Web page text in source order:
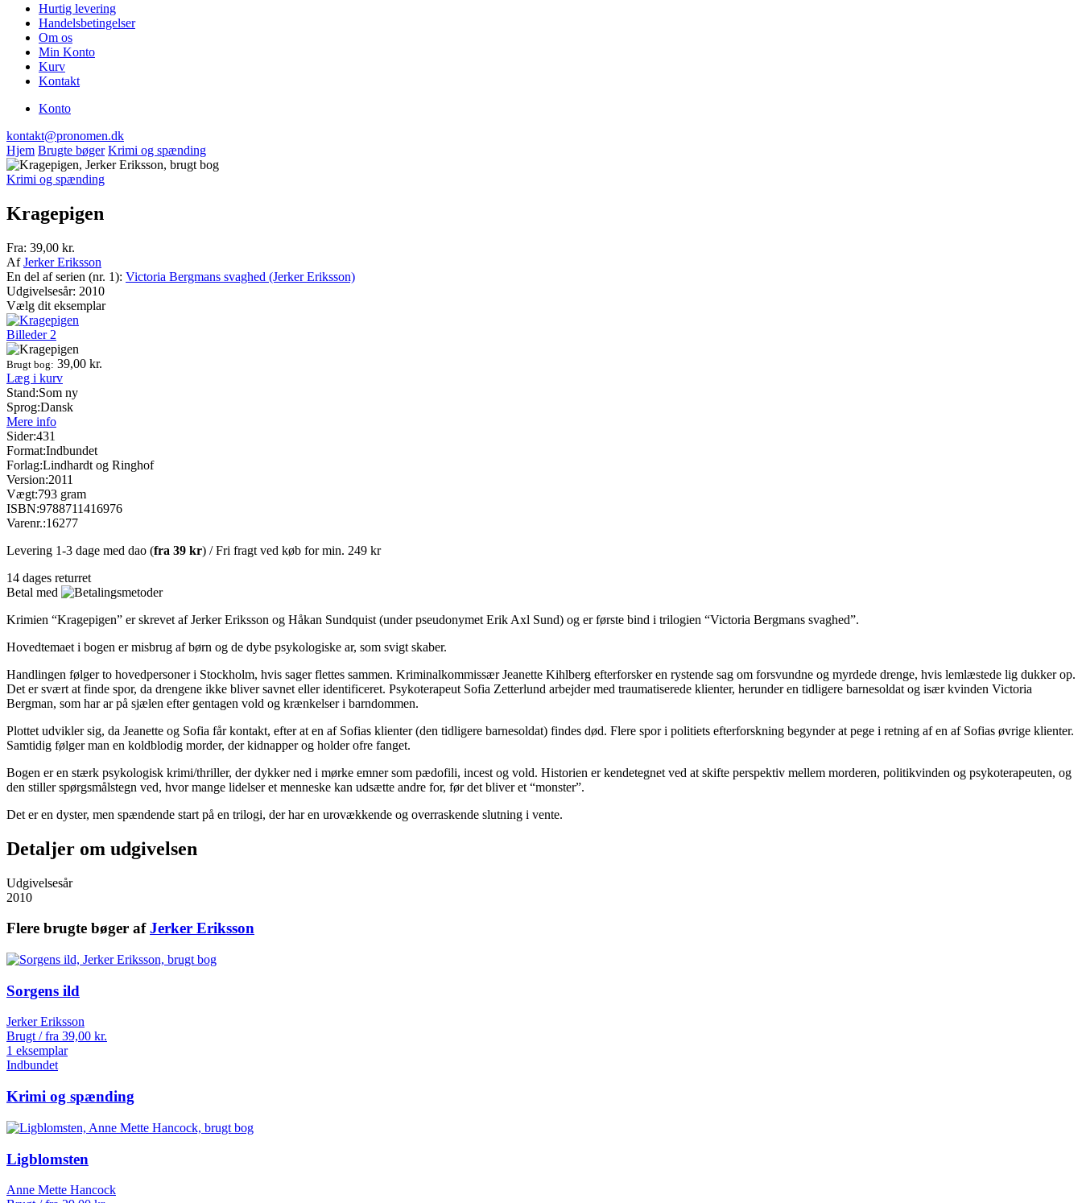
Hurtig levering
Handelsbetingelser
Om os
Min Konto
Kurv
Kontakt
Konto
kontakt@pronomen.dk
Hjem Brugte bøger Krimi og spænding
Krimi og spænding
Kragepigen
Fra: 39,00 kr.
AfJerker Eriksson
En del af serien (nr. 1): Victoria Bergmans svaghed (Jerker Eriksson)
Udgivelsesår: 2010
Vælg dit eksemplar
Billeder 2
Brugt bog: 39,00 kr.
Læg i kurv
Stand:Som ny
Sprog:Dansk
Mere info
Sider:431
Format:Indbundet
Forlag:Lindhardt og Ringhof
Version:2011
Vægt:793 gram
ISBN:9788711416976
Varenr.:16277
Levering 1-3 dage med dao (fra 39 kr) / Fri fragt ved køb for min. 249 kr
14 dages returret
Betal med
Krimien “Kragepigen” er skrevet af Jerker Eriksson og Håkan Sundquist (under pseudonymet Erik Axl Sund) og er første bind i trilogien “Victoria Bergmans svaghed”.
Hovedtemaet i bogen er misbrug af børn og de dybe psykologiske ar, som svigt skaber.
Handlingen følger to hovedpersoner i Stockholm, hvis sager flettes sammen. Kriminalkommissær Jeanette Kihlberg efterforsker en rystende sag om forsvundne og myrdede drenge, hvis lemlæstede lig dukker op.
Det er svært at finde spor, da drengene ikke bliver savnet eller identificeret. Psykoterapeut Sofia Zetterlund arbejder med traumatiserede klienter, herunder en tidligere barnesoldat og især kvinden Victoria
Bergman, som har ar på sjælen efter gentagen vold og krænkelser i barndommen.
Plottet udvikler sig, da Jeanette og Sofia får kontakt, efter at en af Sofias klienter (den tidligere barnesoldat) findes død. Flere spor i politiets efterforskning begynder at pege i retning af en af Sofias øvrige klienter.
Samtidig følger man en koldblodig morder, der kidnapper og holder ofre fanget.
Bogen er en stærk psykologisk krimi/thriller, der dykker ned i mørke emner som pædofili, incest og vold. Historien er kendetegnet ved at skifte perspektiv mellem morderen, politikvinden og psykoterapeuten, og
den stiller spørgsmålstegn ved, hvor mange lidelser et menneske kan udsætte andre for, før det bliver et “monster”.
Det er en dyster, men spændende start på en trilogi, der har en urovækkende og overraskende slutning i vente.
Detaljer om udgivelsen
Udgivelsesår
2010
Flere brugte bøger afJerker Eriksson
Sorgens ild
Jerker Eriksson
Brugt / fra 39,00 kr.
1 eksemplar
Indbundet
Krimi og spænding
Ligblomsten
Anne Mette Hancock